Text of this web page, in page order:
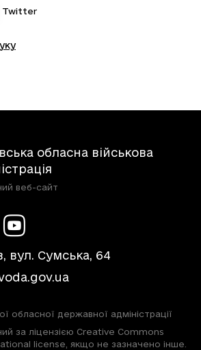
Twitter
обласна військова
веб-сайт
вул. Сумська, 64
обласної державної адміністрації
за ліцензією Creative Commons
license, якщо не зазначено інше.